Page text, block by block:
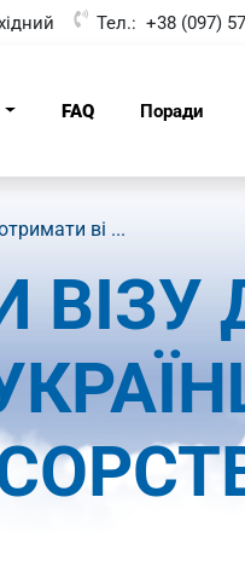
Тел.: +38 (097)
FAQ Поради
ві ...
ВІЗУ